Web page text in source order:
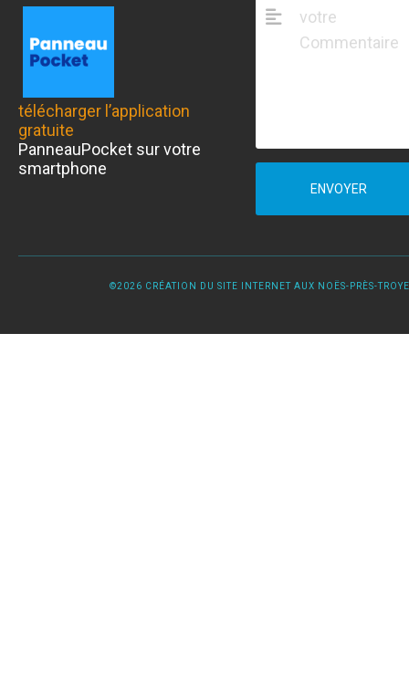
télécharger l’application
gratuite
PanneauPocket sur votre
smartphone
ENVOYER
©2026 CRÉATION DU SITE INTERNET AUX NOËS-PRÈS-